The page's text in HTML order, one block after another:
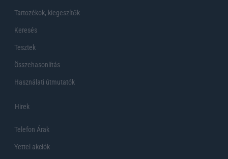
Tartozékok, kiegeszítők
Keresés
Tesztek
Összehasonlítás
Használati útmutatók
Hirek
Telefon Árak
Yettel akciók